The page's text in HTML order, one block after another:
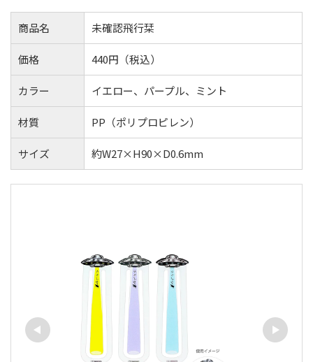
商品名 未確認飛行栞
価格 440円（税込）
カラー イエロー、パープル、ミント
材質 PP（ポリプロピレン）
サイズ 約W27×H90×D0.6mm